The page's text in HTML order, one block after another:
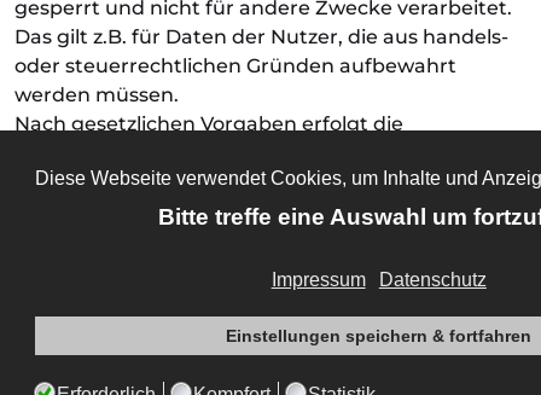
gesperrt und nicht für andere Zwecke verarbeitet.
Das gilt z.B. für Daten der Nutzer, die aus handels-
oder steuerrechtlichen Gründen aufbewahrt
werden müssen.
Nach gesetzlichen Vorgaben erfolgt die
(Handelsbücher, Inventare, Eröffnungsbilanzen,
Jahresabschlüsse, Handelsbriefe, Buchungsbelege,
(Bücher, Aufzeichnungen, Lageberichte,
Buchungsbelege, Handels- und Geschäftsbriefe,
Für Besteuerung relevante Unterlagen, etc.)